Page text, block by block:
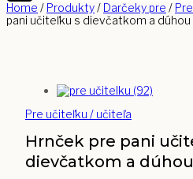
Home / Produkty/ Darčeky pre /
pani učiteľku s dievčatkom a dúhou
Pre učiteľku / učiteľa
Hrnček pre pani
dievčatkom a dúhou